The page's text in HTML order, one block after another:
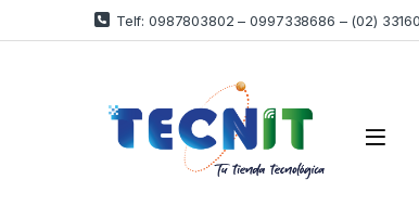
Telf: 0987803802 – 0997338686 – (02)